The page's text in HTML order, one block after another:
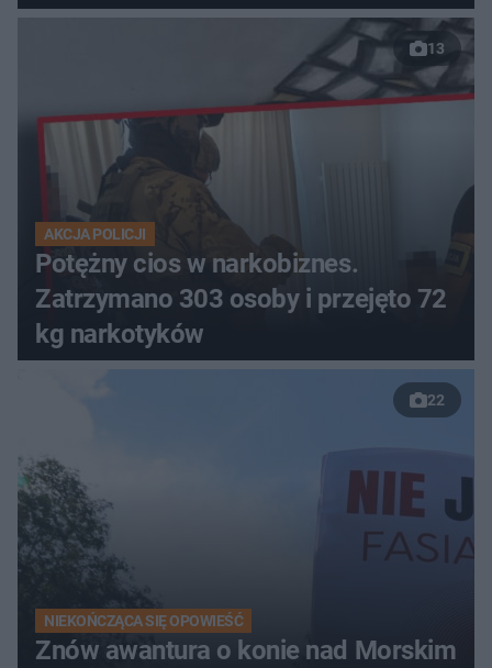
13
AKCJA POLICJI
Potężny cios w narkobiznes.
Zatrzymano 303 osoby i przejęto 72
kg narkotyków
22
NIEKOŃCZĄCA SIĘ OPOWIEŚĆ
Znów awantura o konie nad Morskim